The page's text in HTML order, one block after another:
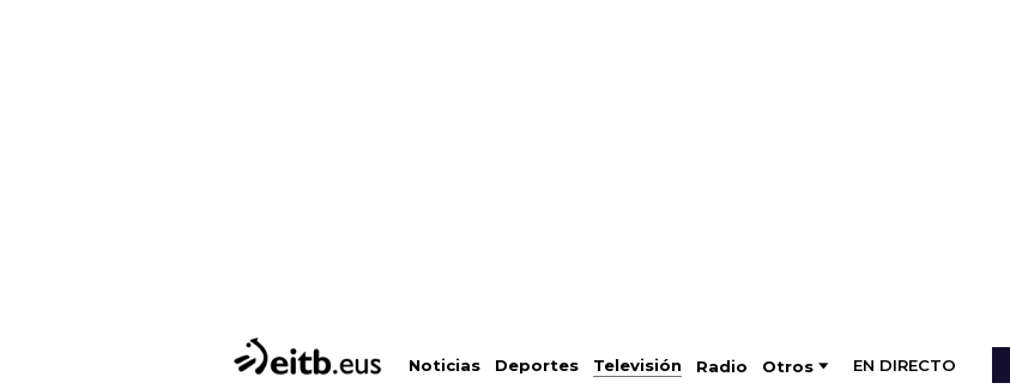
Noticias Deportes Televisión Radio Otros EN DIRECTO